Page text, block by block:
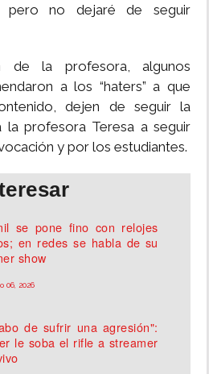
no dejaré de seguir
de la profesora, algunos
a los “haters” a que
dejen de seguir la
la profesora Teresa a seguir
y por los estudiantes.
se pone fino con relojes
en redes se habla de su
show
06, 2026
de sufrir una agresión":
le soba el rifle a streamer